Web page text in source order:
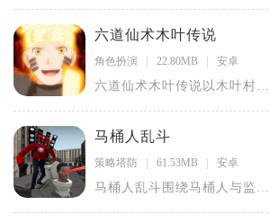
六道仙术木叶传说
角色扮演 22.80MB 安卓
六道仙术木叶传说以木叶村落
马桶人乱斗
策略塔防 61.53MB 安卓
马桶人乱斗围绕马桶人与监控